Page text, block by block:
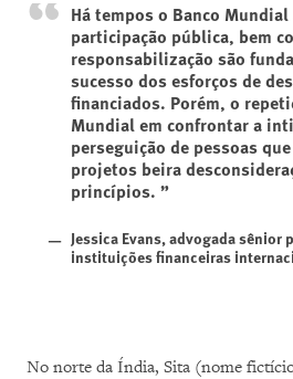
Há tempos o Banco
participação pública, bem
responsabilização são
sucesso dos esforços de
financiados. Porém, o
Mundial em confrontar a
perseguição de pessoas
projetos beira
princípios.
Jessica Evans, advogada sênior
instituições financeiras
No norte da Índia, Sita (nome